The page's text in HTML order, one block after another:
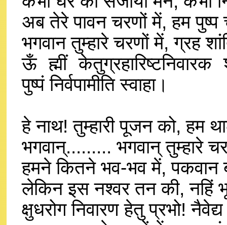
अब तेरे पावन चरणों में, हम
भगवान तुम्हारे चरणों में, ग्रह
ऊँ ह्मीं केतुग्रहारिष्टनिवारक
पुष्पं निर्वपामीति स्वाहा।
हे नाथ! तुम्हारी पूजन को, हम
भगवान्......... भगवान् तुम्हारे
हमने कितने भव-भव में, पकवान
लेकिन इस नश्वर तन की, नहिं
क्षुधरोग निवारण हेतु प्रभो!